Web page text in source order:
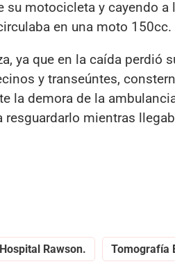
motocicleta y cayendo a
en una moto
ya que en la caída perdió
y transeúntes,
la demora de la
mientras
Hospital Rawson. Tomografía